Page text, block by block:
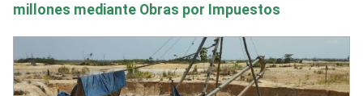
millones mediante Obras por Impuestos